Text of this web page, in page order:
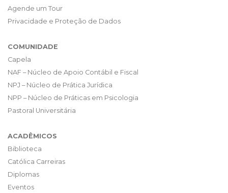
Agende um Tour
Privacidade e Proteção de Dados
COMUNIDADE
Capela
NAF – Núcleo de Apoio Contábil e Fiscal
NPJ – Núcleo de Prática Jurídica
NPP – Núcleo de Práticas em Psicologia
Pastoral Universitária
ACADÊMICOS
Biblioteca
Católica Carreiras
Diplomas
Eventos